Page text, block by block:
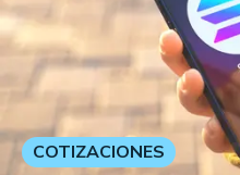
COTIZACIONES